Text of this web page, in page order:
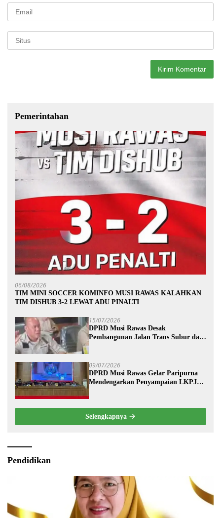
Pemerintahan
06/08/2026
TIM MINI SOCCER KOMINFO MUSI RAWAS KALAHKAN
TIM DISHUB 3-2 LEWAT ADU PINALTI
15/07/2026
DPRD Musi Rawas Desak
Pembangunan Jalan Trans Subur dan
09/07/2026
DPRD Musi Rawas Gelar Paripurna
Mendengarkan Penyampaian LKPJ
Selengkapnya
Pendidikan